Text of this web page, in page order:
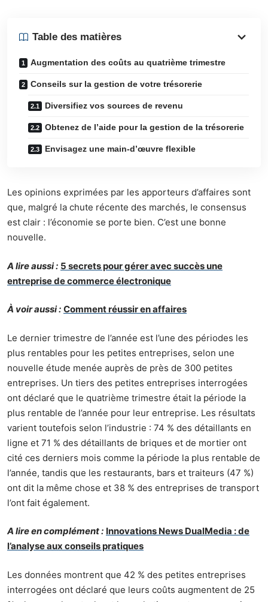
Table des matières
Augmentation des coûts au quatrième trimestre
Conseils sur la gestion de votre trésorerie
Diversifiez vos sources de revenu
Obtenez de l’aide pour la gestion de la trésorerie
Envisagez une main-d’œuvre flexible
Les opinions exprimées par les apporteurs d’affaires sont
que, malgré la chute récente des marchés, le consensus
est clair : l’économie se porte bien. C’est une bonne
nouvelle.
A lire aussi : 5 secrets pour gérer avec succès une
entreprise de commerce électronique
À voir aussi : Comment réussir en affaires
Le dernier trimestre de l’année est l’une des périodes les
plus rentables pour les petites entreprises, selon une
nouvelle étude menée auprès de près de 300 petites
entreprises. Un tiers des petites entreprises interrogées
ont déclaré que le quatrième trimestre était la période la
plus rentable de l’année pour leur entreprise. Les résultats
varient toutefois selon l’industrie : 74 % des détaillants en
ligne et 71 % des détaillants de briques et de mortier ont
cité ces derniers mois comme la période la plus rentable de
l’année, tandis que les restaurants, bars et traiteurs (47 %)
ont dit la même chose et 38 % des entreprises de transport
l’ont fait également.
A lire en complément : Innovations News DualMedia : de
l’analyse aux conseils pratiques
Les données montrent que 42 % des petites entreprises
interrogées ont déclaré que leurs coûts augmentent de 25